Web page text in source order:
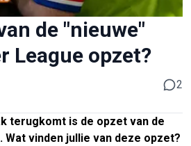
de "nieuwe"
League opzet?
2
terugkomt is de opzet van de
Wat vinden jullie van deze opzet?